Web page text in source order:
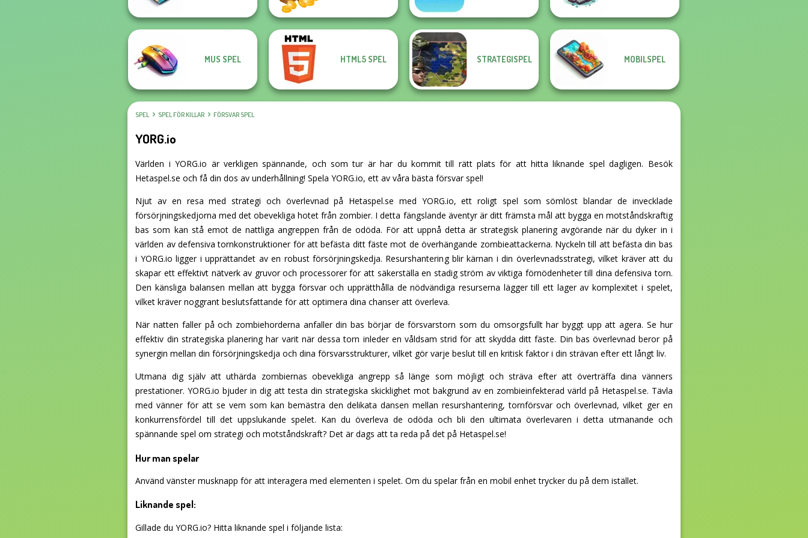
MUS SPEL HTML5 SPEL STRATEGISPEL MOBILSPEL
SPEL SPEL FÖR KILLAR FÖRSVAR SPEL
YORG.io
Världen i YORG.io är verkligen spännande, och som tur är har du kommit till rätt plats för att hitta liknande spel dagligen. Besök
Hetaspel.se och få din dos av underhållning! Spela YORG.io, ett av våra bästa försvar spel!
Njut av en resa med strategi och överlevnad på Hetaspel.se med YORG.io, ett roligt spel som sömlöst blandar de invecklade
försörjningskedjorna med det obevekliga hotet från zombier. I detta fängslande äventyr är ditt främsta mål att bygga en motståndskraftig
bas som kan stå emot de nattliga angreppen från de odöda. För att uppnå detta är strategisk planering avgörande när du dyker in i
världen av defensiva tornkonstruktioner för att befästa ditt fäste mot de överhängande zombieattackerna. Nyckeln till att befästa din bas
i YORG.io ligger i upprättandet av en robust försörjningskedja. Resurshantering blir kärnan i din överlevnadsstrategi, vilket kräver att du
skapar ett effektivt nätverk av gruvor och processorer för att säkerställa en stadig ström av viktiga förnödenheter till dina defensiva torn.
Den känsliga balansen mellan att bygga försvar och upprätthålla de nödvändiga resurserna lägger till ett lager av komplexitet i spelet,
vilket kräver noggrant beslutsfattande för att optimera dina chanser att överleva.
När natten faller på och zombiehorderna anfaller din bas börjar de försvarstorn som du omsorgsfullt har byggt upp att agera. Se hur
effektiv din strategiska planering har varit när dessa torn inleder en våldsam strid för att skydda ditt fäste. Din bas överlevnad beror på
synergin mellan din försörjningskedja och dina försvarsstrukturer, vilket gör varje beslut till en kritisk faktor i din strävan efter ett långt liv.
Utmana dig själv att uthärda zombiernas obevekliga angrepp så länge som möjligt och sträva efter att överträffa dina vänners
prestationer. YORG.io bjuder in dig att testa din strategiska skicklighet mot bakgrund av en zombieinfekterad värld på Hetaspel.se. Tävla
med vänner för att se vem som kan bemästra den delikata dansen mellan resurshantering, tornförsvar och överlevnad, vilket ger en
konkurrensfördel till det uppslukande spelet. Kan du överleva de odöda och bli den ultimata överlevaren i detta utmanande och
spännande spel om strategi och motståndskraft? Det är dags att ta reda på det på Hetaspel.se!
Hur man spelar
Använd vänster musknapp för att interagera med elementen i spelet. Om du spelar från en mobil enhet trycker du på dem istället.
Liknande spel:
Gillade du YORG.io? Hitta liknande spel i följande lista: